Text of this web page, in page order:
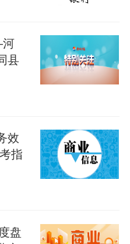
，定期开展线下设
故障、系统问题，
银设备稳定运行。
地。聚焦虚假付款
场反诈宣讲，手把
避险技巧，切实提
风险防范能力，守
风控机制全链条设
疑扫码交易自动预
县
效
指
盘